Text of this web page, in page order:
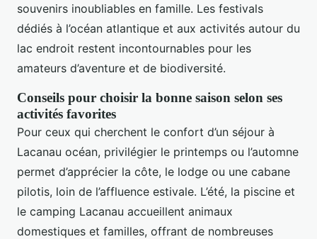
souvenirs inoubliables en famille. Les festivals
dédiés à l’océan atlantique et aux activités autour du
lac endroit restent incontournables pour les
amateurs d’aventure et de biodiversité.
Conseils pour choisir la bonne saison selon ses
activités favorites
Pour ceux qui cherchent le confort d’un séjour à
Lacanau océan, privilégier le printemps ou l’automne
permet d’apprécier la côte, le lodge ou une cabane
pilotis, loin de l’affluence estivale. L’été, la piscine et
le camping Lacanau accueillent animaux
domestiques et familles, offrant de nombreuses